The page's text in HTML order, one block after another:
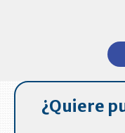
¿Quiere